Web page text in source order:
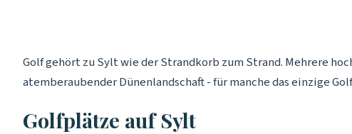
Golf gehört zu Sylt wie der Strandkorb zum Strand. Mehrere
atemberaubender Dünenlandschaft - für manche das einzige
Golfplätze auf Sylt